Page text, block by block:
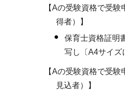
【Aの受験資格で受
得者）】
保育士資格証明
写し〔A4サイズ
【Aの受験資格で受
見込者）】